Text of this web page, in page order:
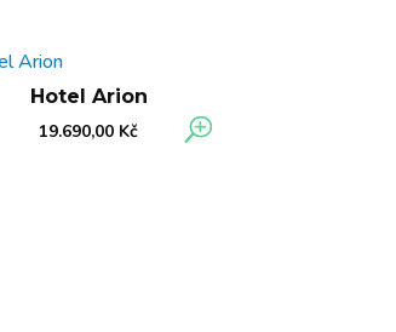
Hotel Arion
19.690,00 Kč